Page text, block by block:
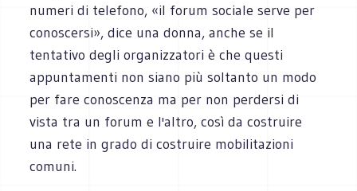
numeri di telefono, «il forum sociale serve per
conoscersi», dice una donna, anche se il
tentativo degli organizzatori è che questi
appuntamenti non siano più soltanto un modo
per fare conoscenza ma per non perdersi di
vista tra un forum e l'altro, così da costruire
una rete in grado di costruire mobilitazioni
comuni.